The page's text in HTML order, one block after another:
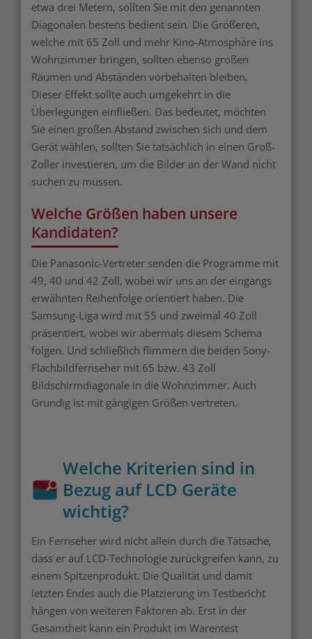
etwa drei Metern, sollten Sie mit den genannten
Diagonalen bestens bedient sein. Die Größeren,
welche mit 65 Zoll und mehr Kino-Atmosphäre ins
Wohnzimmer bringen, sollten ebenso großen
Räumen und Abständen vorbehalten bleiben.
Dieser Effekt sollte auch umgekehrt in die
Überlegungen einfließen. Das bedeutet, möchten
Sie einen großen Abstand zwischen sich und dem
Gerät wählen, sollten Sie tatsächlich in einen Groß-
Zoller investieren, um die Bilder an der Wand nicht
suchen zu müssen.
Welche Größen haben unsere
Kandidaten?
Die Panasonic-Vertreter senden die Programme mit
49, 40 und 42 Zoll, wobei wir uns an der eingangs
erwähnten Reihenfolge orientiert haben. Die
Samsung-Liga wird mit 55 und zweimal 40 Zoll
präsentiert, wobei wir abermals diesem Schema
folgen. Und schließlich flimmern die beiden Sony-
Flachbildfernseher mit 65 bzw. 43 Zoll
Bildschirmdiagonale in die Wohnzimmer. Auch
Grundig ist mit gängigen Größen vertreten.
Welche Kriterien sind in
Bezug auf LCD Geräte
wichtig?
Ein Fernseher wird nicht allein durch die Tatsache,
dass er auf LCD-Technologie zurückgreifen kann, zu
einem Spitzenprodukt. Die Qualität und damit
letzten Endes auch die Platzierung im Testbericht
hängen von weiteren Faktoren ab. Erst in der
Gesamtheit kann ein Produkt im Warentest